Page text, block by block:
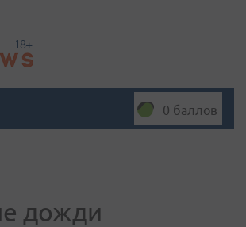
0 баллов
дожди